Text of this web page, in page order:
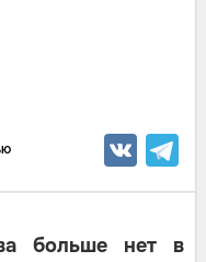
больше нет в